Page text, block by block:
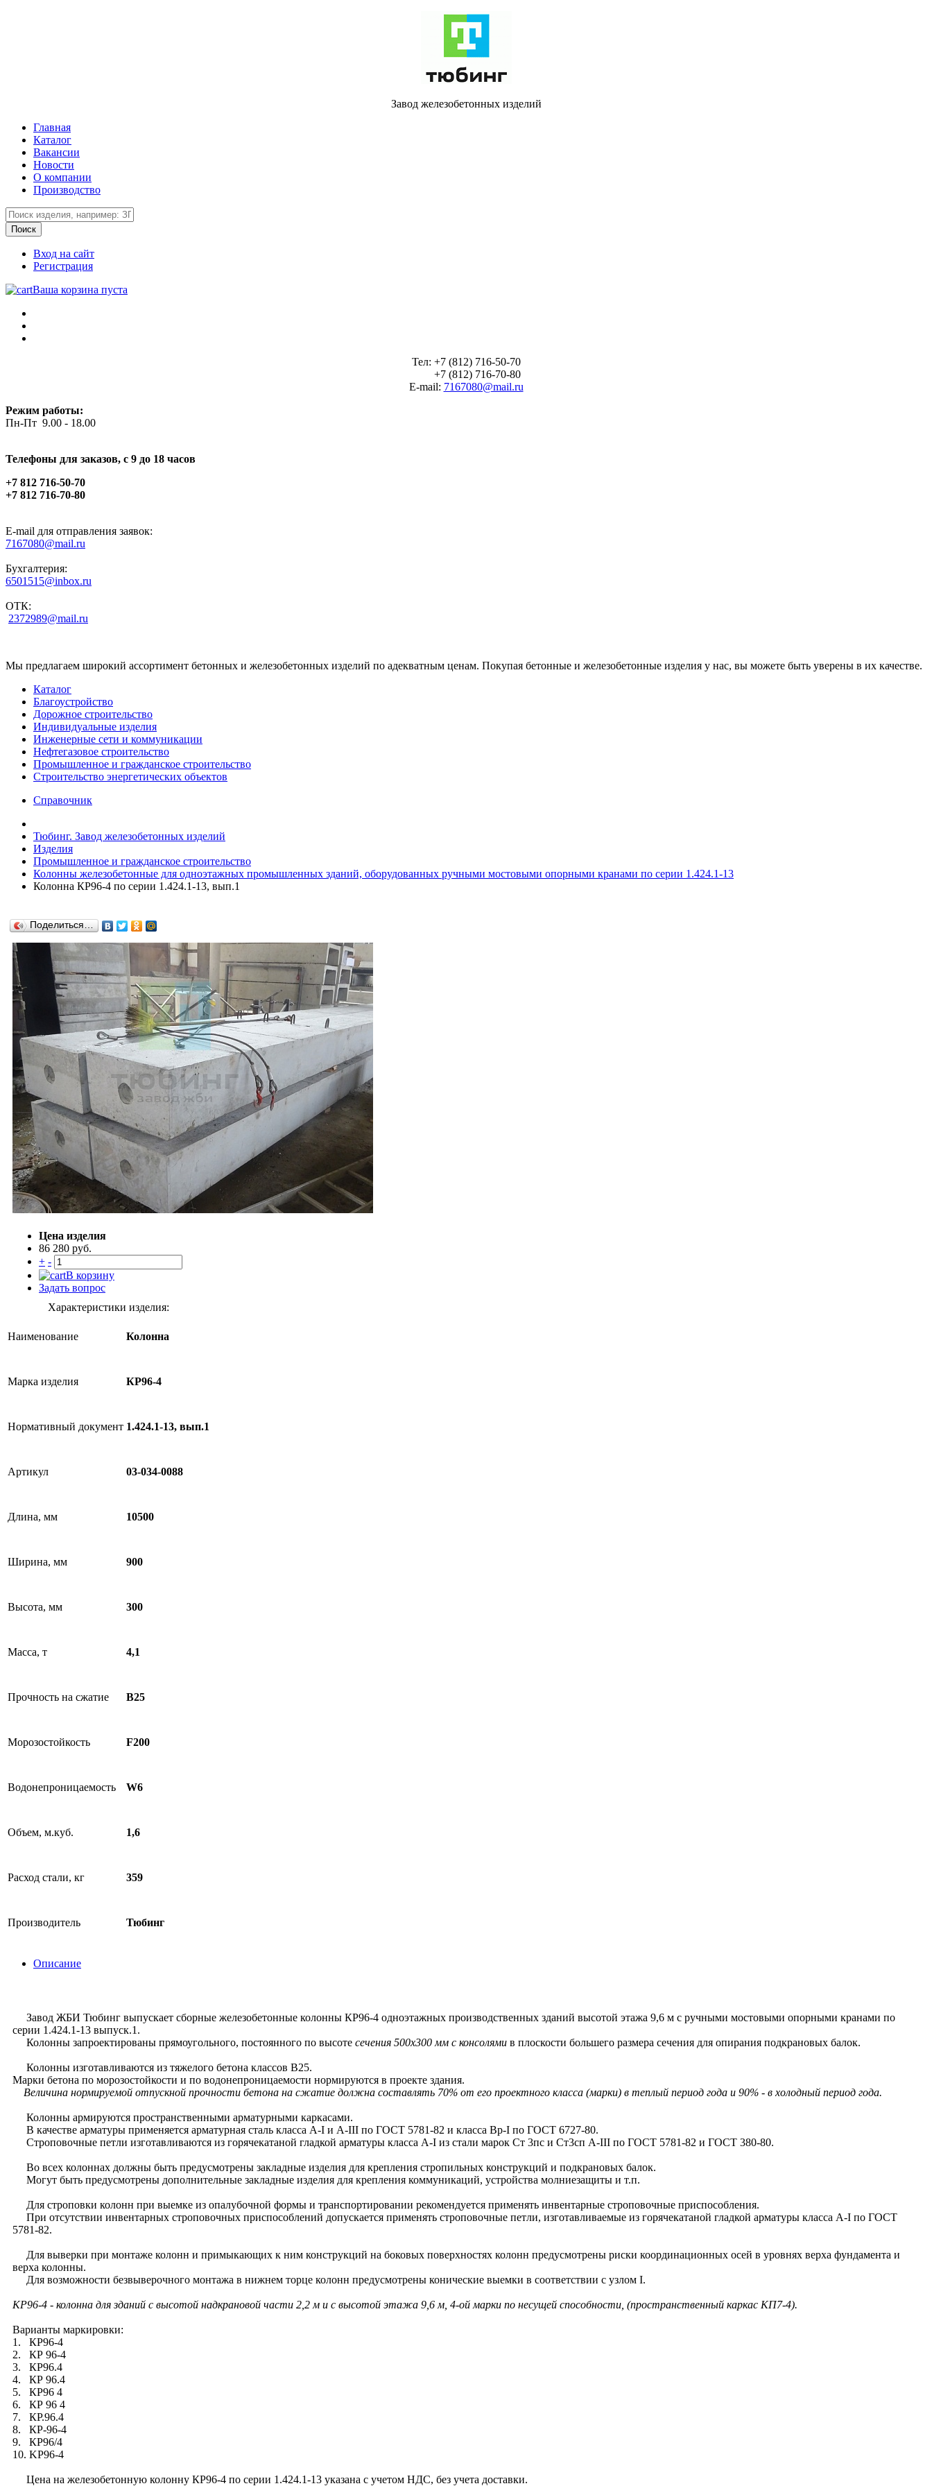
Завод железобетонных изделий
Главная
Каталог
Вакансии
Новости
О компании
Производство
Вход на сайт
Регистрация
Ваша корзина пуста
Тел: +7 (812) 716-50-70
+7 (812) 716-70-80
E-mail: 7167080@mail.ru
Режим работы:
Пн-Пт 9.00 - 18.00
Телефоны для заказов, c 9 до 18 часов
+7 812 716-50-70
+7 812 716-70-80
E-mail для отправления заявок:
7167080@mail.ru
Бухгалтерия:
6501515@inbox.ru
ОТК:
2372989@mail.ru
Мы предлагаем широкий ассортимент бетонных и железобетонных изделий по адекватным ценам. Покупая бетонные и железобетонные изделия у нас, вы можете быть уверены в их качестве.
Каталог
Благоустройство
Дорожное строительство
Индивидуальные изделия
Инженерные сети и коммуникации
Нефтегазовое строительство
Промышленное и гражданское строительство
Строительство энергетических объектов
Справочник
Тюбинг. Завод железобетонных изделий
Изделия
Промышленное и гражданское строительство
Колонны железобетонные для одноэтажных промышленных зданий, оборудованных ручными мостовыми опорными кранами по серии 1.424.1-13
Колонна КР96-4 по серии 1.424.1-13, вып.1
Поделиться…
Цена изделия
86 280 руб.
+ -
В корзину
Задать вопрос
Характеристики изделия:
Наименование Колонна
Марка изделия КР96-4
Нормативный документ 1.424.1-13, вып.1
Артикул 03-034-0088
Длина, мм 10500
Ширина, мм 900
Высота, мм 300
Масса, т 4,1
Прочность на сжатие B25
Морозостойкость F200
Водонепроницаемость W6
Объем, м.куб. 1,6
Расход стали, кг 359
Производитель Тюбинг
Описание
Завод ЖБИ Тюбинг выпускает сборные железобетонные колонны КР96-4 одноэтажных производственных зданий высотой этажа 9,6 м с ручными мостовыми опорными кранами по
серии 1.424.1-13 выпуск.1.
Колонны запроектированы прямоугольного, постоянного по высоте сечения 500х300 мм с консолями в плоскости большего размера сечения для опирания подкрановых балок.
Колонны изготавливаются из тяжелого бетона классов В25.
Марки бетона по морозостойкости и по водонепроницаемости нормируются в проекте здания.
Величина нормируемой отпускной прочности бетона на сжатие должна составлять 70% от его проектного класса (марки) в теплый период года и 90% - в холодный период года.
Колонны армируются пространственными арматурными каркасами.
В качестве арматуры применяется арматурная сталь класса A-I и A-III по ГОСТ 5781-82 и класса Bp-I по ГОСТ 6727-80.
Строповочные петли изготавливаются из горячекатаной гладкой арматуры класса A-I из стали марок Ст 3пс и Ст3сп A-III по ГОСТ 5781-82 и ГОСТ 380-80.
Во всех колоннах должны быть предусмотрены закладные изделия для крепления стропильных конструкций и подкрановых балок.
Могут быть предусмотрены дополнительные закладные изделия для крепления коммуникаций, устройства молниезащиты и т.п.
Для строповки колонн при выемке из опалубочной формы и транспортировании рекомендуется применять инвентарные строповочные приспособления.
При отсутствии инвентарных строповочных приспособлений допускается применять строповочные петли, изготавливаемые из горячекатаной гладкой арматуры класса A-I по ГОСТ
5781-82.
Для выверки при монтаже колонн и примыкающих к ним конструкций на боковых поверхностях колонн предусмотрены риски координационных осей в уровнях верха фундамента и
верха колонны.
Для возможности безвыверочного монтажа в нижнем торце колонн предусмотрены конические выемки в соответствии с узлом I.
КР96-4 - колонна для зданий с высотой надкрановой части 2,2 м и с высотой этажа 9,6 м, 4-ой марки по несущей способности, (пространственный каркас КП7-4).
Варианты маркировки:
1. КР96-4
2. КР 96-4
3. КР96.4
4. КР 96.4
5. КР96 4
6. КР 96 4
7. КР.96.4
8. КР-96-4
9. КР96/4
10. KP96-4
Цена на железобетонную колонну КР96-4 по серии 1.424.1-13 указана с учетом НДС, без учета доставки.